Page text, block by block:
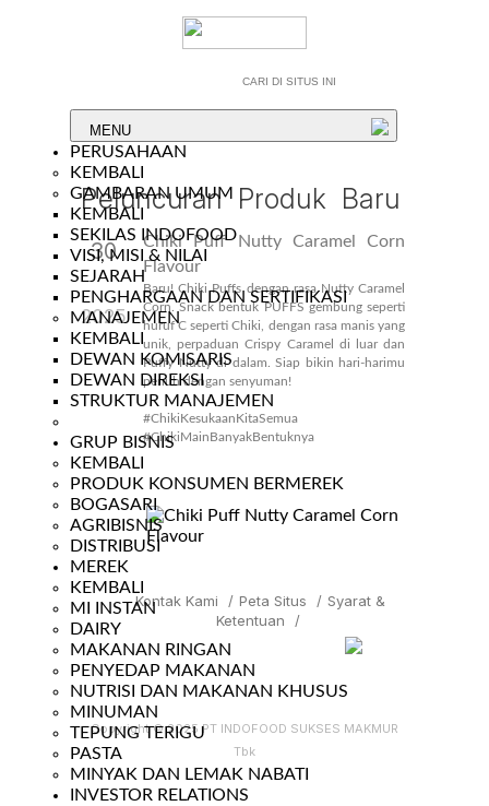
MENU
PERUSAHAAN
KEMBALI
GAMBARAN UMUM
KEMBALI
SEKILAS INDOFOOD
VISI, MISI & NILAI
SEJARAH
PENGHARGAAN DAN SERTIFIKASI
MANAJEMEN
KEMBALI
DEWAN KOMISARIS
DEWAN DIREKSI
STRUKTUR MANAJEMEN
GRUP BISNIS
KEMBALI
PRODUK KONSUMEN BERMEREK
BOGASARI
AGRIBISNIS
DISTRIBUSI
MEREK
KEMBALI
MI INSTAN
DAIRY
MAKANAN RINGAN
PENYEDAP MAKANAN
NUTRISI DAN MAKANAN KHUSUS
MINUMAN
TEPUNG TERIGU
PASTA
MINYAK DAN LEMAK NABATI
INVESTOR RELATIONS
Peluncuran Produk Baru
30
Sep
2025
Chiki Puff Nutty Caramel Corn
Flavour
Baru! Chiki Puffs dengan rasa Nutty Caramel
Corn. Snack bentuk PUFFS gembung seperti
huruf C seperti Chiki, dengan rasa manis yang
unik, perpaduan Crispy Caramel di luar dan
Puffy Nutty di dalam. Siap bikin hari-harimu
penuh dengan senyuman!
#ChikiKesukaanKitaSemua
#ChikiMainBanyakBentuknya
Kontak Kami / Peta Situs / Syarat &
Ketentuan
/
Copyright © 2025 PT INDOFOOD SUKSES MAKMUR
Tbk